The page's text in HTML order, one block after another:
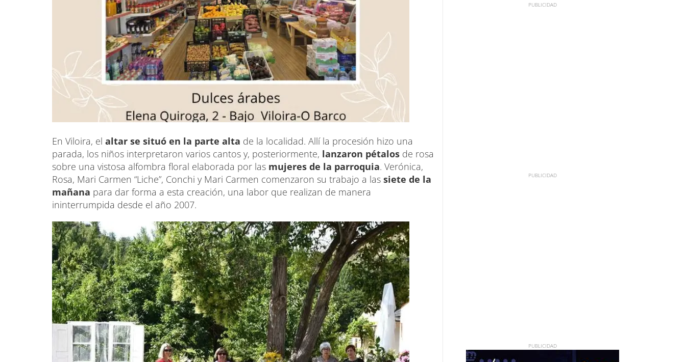
En Viloira, el altar se situó en la parte alta de la localidad. Allí la procesión hizo una
parada, los niños interpretaron varios cantos y, posteriormente, lanzaron pétalos de rosa
sobre una vistosa alfombra floral elaborada por las mujeres de la parroquia. Verónica,
Rosa, Mari Carmen “Liche”, Conchi y Mari Carmen comenzaron su trabajo a las siete de la
mañana para dar forma a esta creación, una labor que realizan de manera
ininterrumpida desde el año 2007.